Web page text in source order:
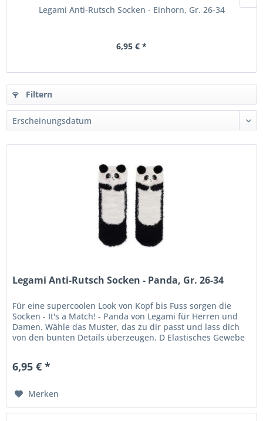
Legami Anti-Rutsch Socken - Einhorn, Gr. 26-34
6,95 € *
Filtern
Legami Anti-Rutsch Socken - Panda, Gr. 26-34
Für eine supercoolen Look von Kopf bis Fuss sorgen die
Socken - It's a Match! - Panda von Legami für Herren und
Damen. Wähle das Muster, das zu dir passt und lass dich
von den bunten Details überzeugen. D Elastisches Gewebe
6,95 € *
Merken